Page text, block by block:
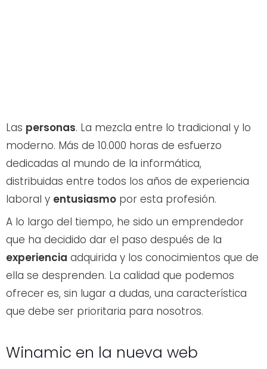
Las personas. La mezcla entre lo tradicional y lo
moderno. Más de 10.000 horas de esfuerzo
dedicadas al mundo de la informática,
distribuidas entre todos los años de experiencia
laboral y entusiasmo por esta profesión.
A lo largo del tiempo, he sido un emprendedor
que ha decidido dar el paso después de la
experiencia adquirida y los conocimientos que de
ella se desprenden. La calidad que podemos
ofrecer es, sin lugar a dudas, una característica
que debe ser prioritaria para nosotros.
Winamic en la nueva web